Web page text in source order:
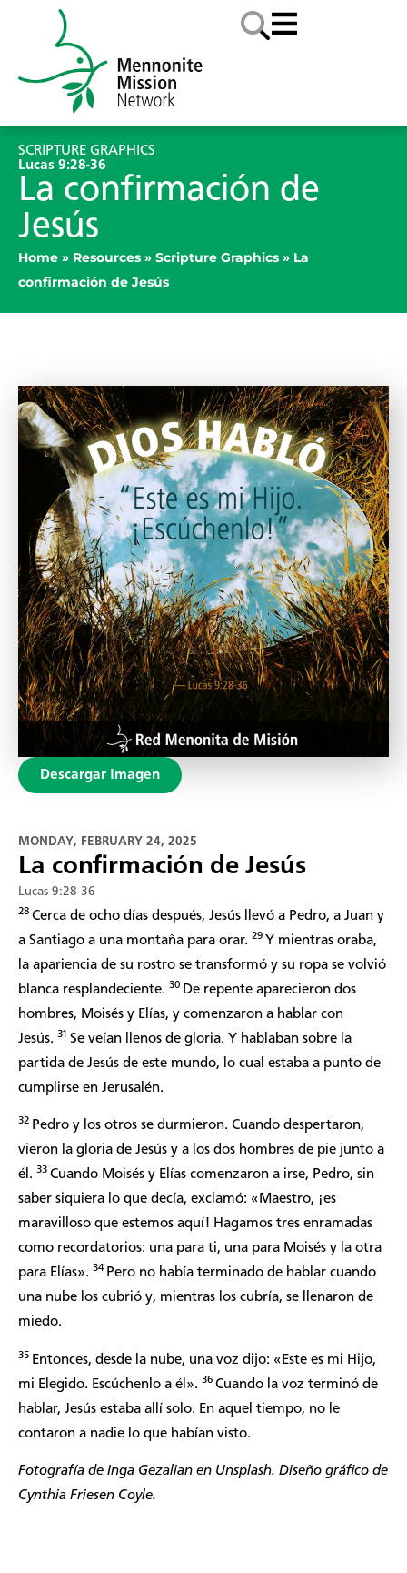
SCRIPTURE GRAPHICS
Lucas 9:28-36
La confirmación de
Jesús
Home » Resources » Scripture Graphics » La
confirmación de Jesús
Descargar Imagen
MONDAY, FEBRUARY 24, 2025
La confirmación de Jesús
Lucas 9:28-36
28 Cerca de ocho días después, Jesús llevó a Pedro, a Juan y
a Santiago a una montaña para orar. 29 Y mientras oraba,
la apariencia de su rostro se transformó y su ropa se volvió
blanca resplandeciente. 30 De repente aparecieron dos
hombres, Moisés y Elías, y comenzaron a hablar con
Jesús. 31 Se veían llenos de gloria. Y hablaban sobre la
partida de Jesús de este mundo, lo cual estaba a punto de
cumplirse en Jerusalén.
32 Pedro y los otros se durmieron. Cuando despertaron,
vieron la gloria de Jesús y a los dos hombres de pie junto a
él. 33 Cuando Moisés y Elías comenzaron a irse, Pedro, sin
saber siquiera lo que decía, exclamó: «Maestro, ¡es
maravilloso que estemos aquí! Hagamos tres enramadas
como recordatorios: una para ti, una para Moisés y la otra
para Elías». 34 Pero no había terminado de hablar cuando
una nube los cubrió y, mientras los cubría, se llenaron de
miedo.
35 Entonces, desde la nube, una voz dijo: «Este es mi Hijo,
mi Elegido. Escúchenlo a él». 36 Cuando la voz terminó de
hablar, Jesús estaba allí solo. En aquel tiempo, no le
contaron a nadie lo que habían visto.
Fotografía de Inga Gezalian en Unsplash. Diseño gráfico de
Cynthia Friesen Coyle.